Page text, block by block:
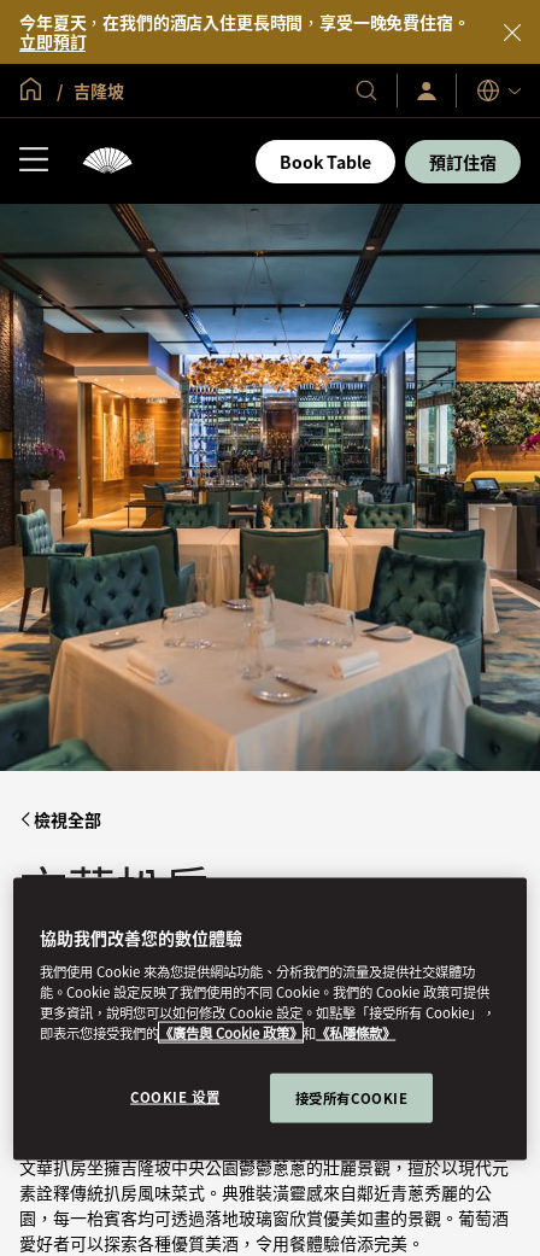
今年夏天，在我們的酒店入住更長時間，享受一晚免費住宿。
立即預訂
全球首頁
吉隆坡
我
們
的
酒
度
假
村
登
入/
即
加
入
語
言
Book Table 預訂住宿
檢視全部
文華扒房
創意滿滿的上等肉扒。
文華扒房坐擁吉隆坡中央公園鬱鬱蔥蔥的壯麗景觀，擅於以現代元
素詮釋傳統扒房風味菜式。典雅裝潢靈感來自鄰近青蔥秀麗的公
園，每一枱賓客均可透過落地玻璃窗欣賞優美如畫的景觀。葡萄酒
愛好者可以探索各種優質美酒，令用餐體驗倍添完美。
協助我們改善您的數位體驗
我們使用 Cookie 來為您提供網站功能、分析我們的流量及提供社交媒體功
能。Cookie 設定反映了我們使用的不同 Cookie。我們的 Cookie 政策可提供
更多資訊，說明您可以如何修改 Cookie 設定。如點擊「接受所有 Cookie」，
即表示您接受我們的 《廣告與 Cookie 政策》 和 《私隱條款》
COOKIE 设置 接受所有COOKIE